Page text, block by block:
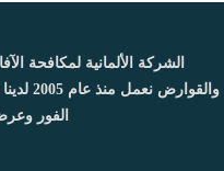
الشركة الألمانية
الفور